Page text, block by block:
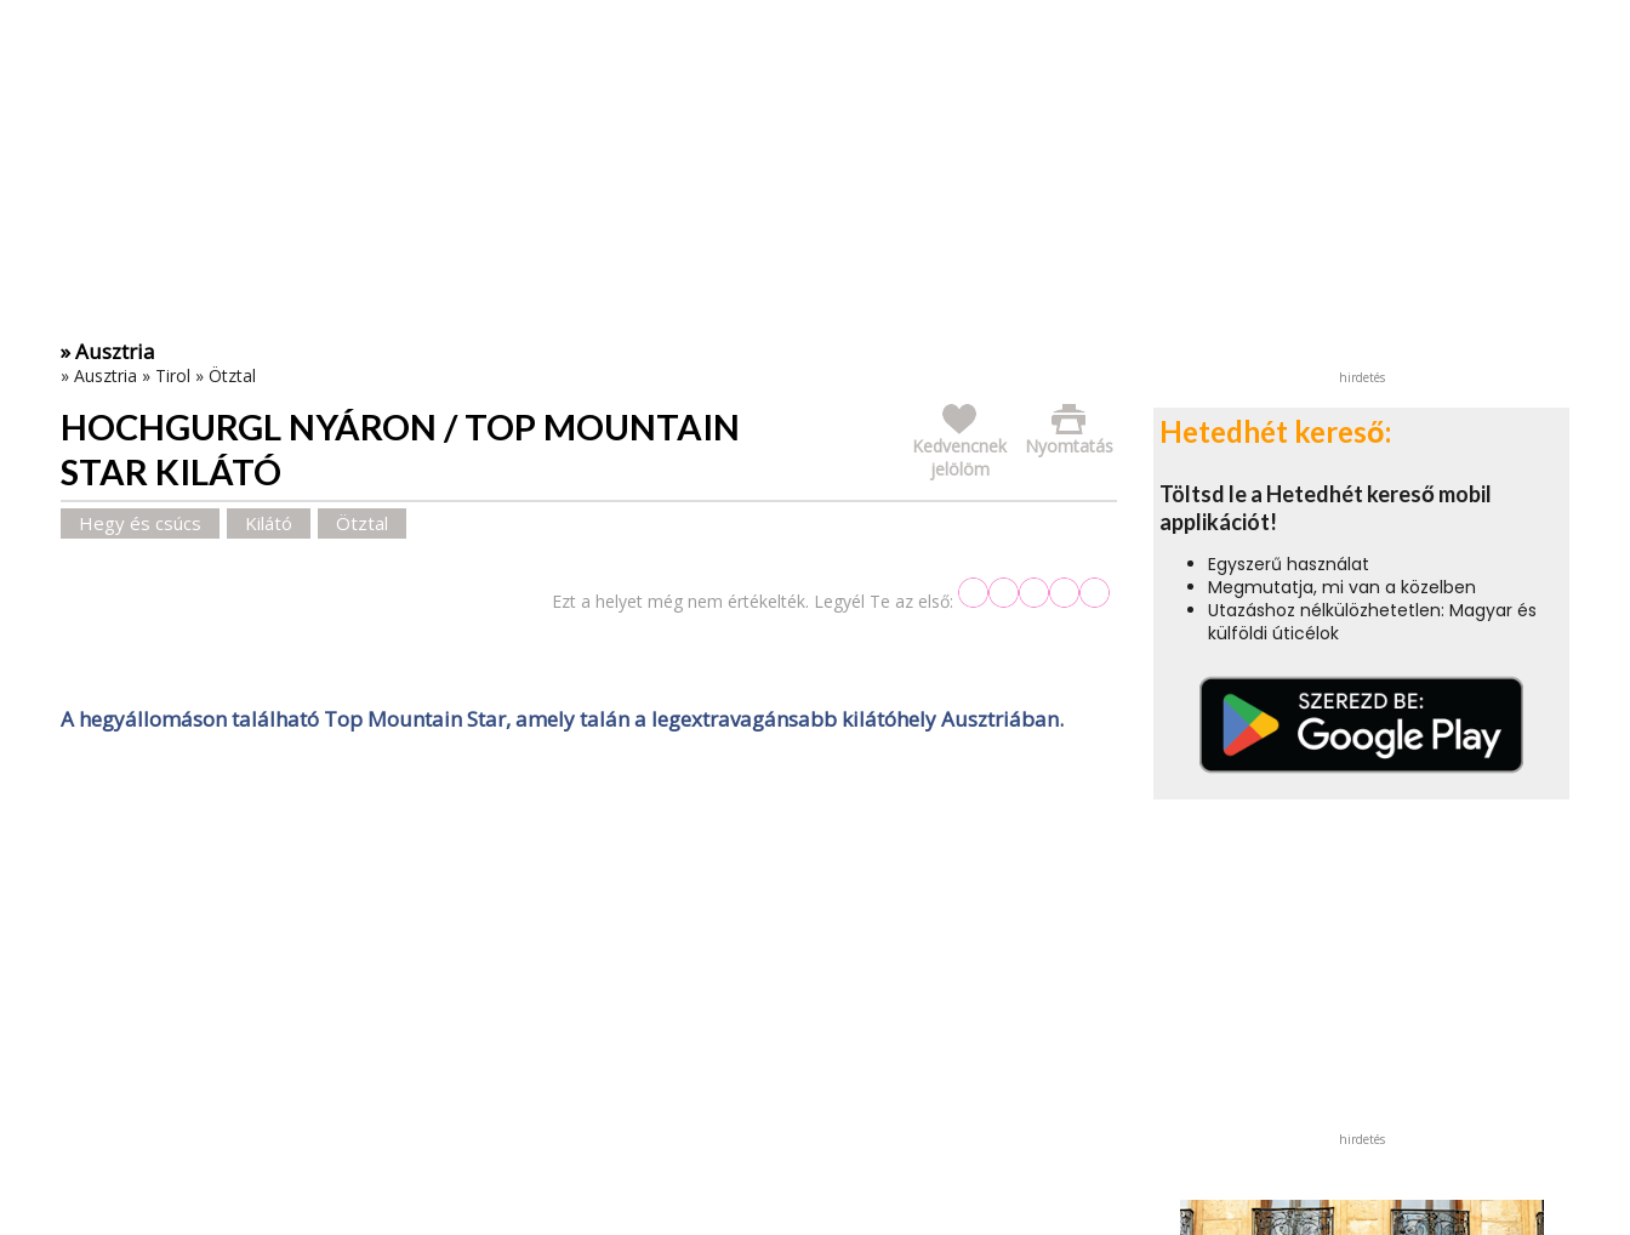
» Ausztria
» Ausztria » Tirol » Ötztal
HOCHGURGL NYÁRON / TOP MOUNTAIN
STAR KILÁTÓ
Nyomtatás
Kedvencnek
jelölöm
Hegy és csúcs Kilátó Ötztal
Ezt a helyet még nem értékelték. Legyél Te az első:
A hegyállomáson található Top Mountain Star, amely talán a legextravagánsabb kilátóhely Ausztriában.
hirdetés
Hetedhét kereső:
Töltsd le a Hetedhét kereső mobil
applikációt!
Egyszerű használat
Megmutatja, mi van a közelben
Utazáshoz nélkülözhetetlen: Magyar és
külföldi úticélok
hirdetés